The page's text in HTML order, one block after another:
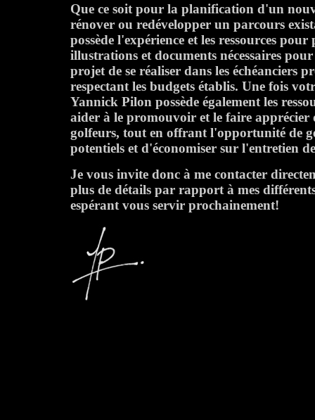
Que ce soit pour la planification d'un
rénover ou redévelopper un parcours
possède l'expérience et les ressources
illustrations et documents nécessaires
projet de se réaliser dans les échéanciers
respectant les budgets établis. Une fois
Yannick Pilon possède également les
aider à le promouvoir et le faire apprécier
golfeurs, tout en offrant l'opportunité de
potentiels et d'économiser sur l'entretien
Je vous invite donc à me contacter
plus de détails par rapport à mes
espérant vous servir prochainement!